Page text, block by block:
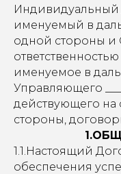
Индивидуальный
именуемый в
одной стороны и
ответственностью
именуемое в
Управляющего
действующего на
стороны,
1.1.Настоящий
обеспечения